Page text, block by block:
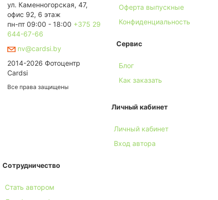
ул. Каменногорская, 47,
офис 92, 6 этаж
пн-пт 09:00 - 18:00 +375 29
644-67-66
nv@cardsi.by
2014-2026 Фотоцентр
Cardsi
Все права защищены
Оферта выпускные
Конфиденциальность
Сервис
Блог
Как заказать
Личный кабинет
Личный кабинет
Вход автора
Сотрудничество
Стать автором